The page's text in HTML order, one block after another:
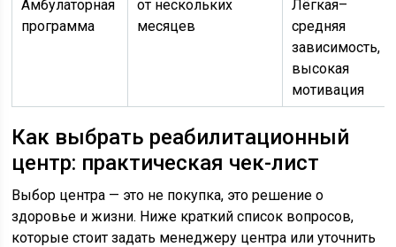
Амбулаторная
программа
от нескольких
месяцев
Лёгкая–
средняя
зависимость,
высокая
мотивация
Как выбрать реабилитационный
центр: практическая чек-лист
Выбор центра — это не покупка, это решение о
здоровье и жизни. Ниже краткий список вопросов,
которые стоит задать менеджеру центра или уточнить